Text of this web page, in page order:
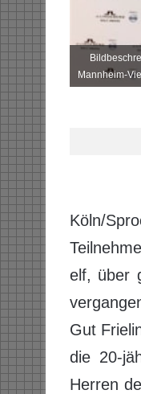
Mannheim-
Köln/
elf, über
Gut
die 20-
Herren